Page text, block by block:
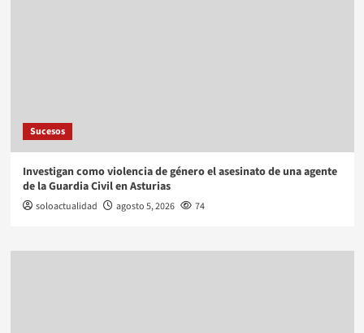
Sucesos
Investigan como violencia de género el asesinato de una agente
de la Guardia Civil en Asturias
soloactualidad agosto 5, 2026 74